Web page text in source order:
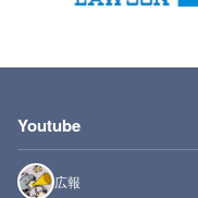
Youtube
広報